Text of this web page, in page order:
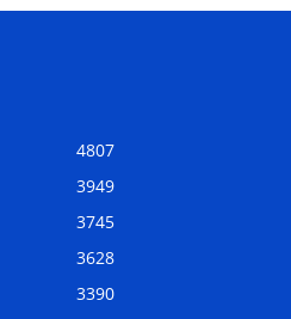
4807
3949
3745
3628
3390